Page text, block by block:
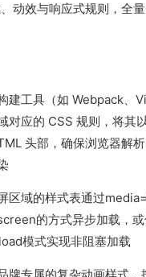
动效与响应式规则，全
建工具（如 Webpack、
对应的 CSS 规则，将其
头部，确保浏览器解
区域的样式表通过
的方式异步加载，
模式实现非阻塞加载